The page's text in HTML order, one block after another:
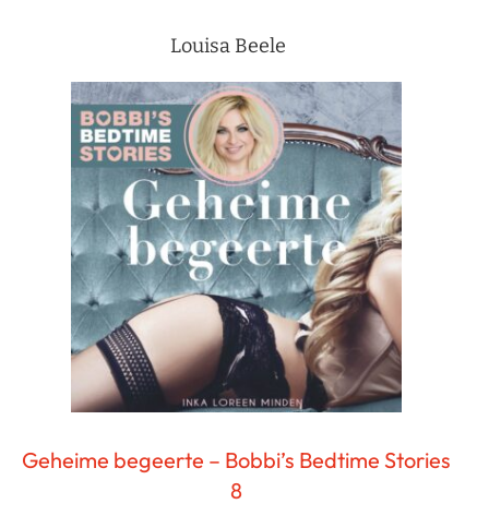
Louisa Beele
Geheime begeerte – Bobbi’s Bedtime Stories
8